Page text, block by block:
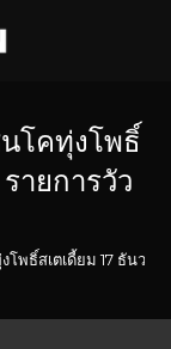
โคทุ่งโพธิ์
ายการวัว
พธิ์สเตเดี้ยม 17 ธันวา